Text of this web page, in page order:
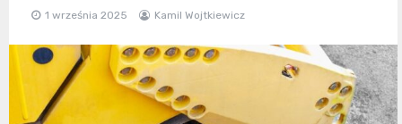
1 września 2025 Kamil Wojtkiewicz